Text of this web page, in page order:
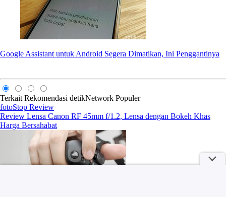
Google Assistant untuk Android Segera Dimatikan, Ini Penggantinya
Terkait Rekomendasi detikNetwork Populer
fotoStop Review
Review Lensa Canon RF 45mm f/1.2, Lensa dengan Bokeh Khas
Harga Bersahabat